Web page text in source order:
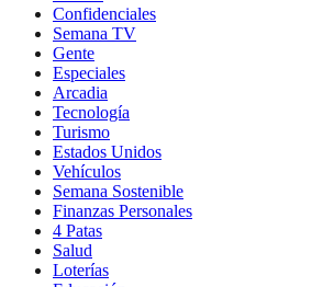
Confidenciales
Semana TV
Gente
Especiales
Arcadia
Tecnología
Turismo
Estados Unidos
Vehículos
Semana Sostenible
Finanzas Personales
4 Patas
Salud
Loterías